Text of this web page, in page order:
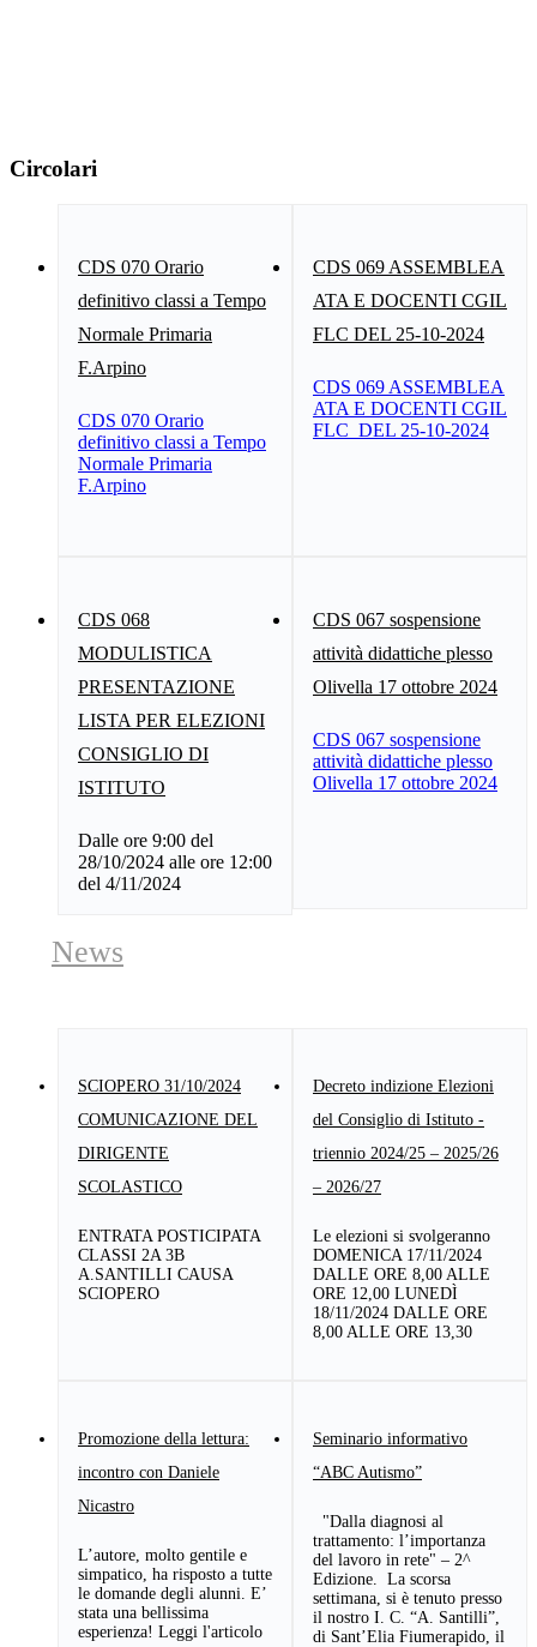
Circolari
CDS 070 Orario
definitivo classi a Tempo
Normale Primaria
F.Arpino
CDS 070 Orario
definitivo classi a Tempo
Normale Primaria
F.Arpino
CDS 069 ASSEMBLEA
ATA E DOCENTI CGIL
FLC DEL 25-10-2024
CDS 069 ASSEMBLEA
ATA E DOCENTI CGIL
FLC DEL 25-10-2024
CDS 068
MODULISTICA
PRESENTAZIONE
LISTA PER ELEZIONI
CONSIGLIO DI
ISTITUTO
Dalle ore 9:00 del
28/10/2024 alle ore 12:00
del 4/11/2024
CDS 067 sospensione
attività didattiche plesso
Olivella 17 ottobre 2024
CDS 067 sospensione
attività didattiche plesso
Olivella 17 ottobre 2024
News
SCIOPERO 31/10/2024
COMUNICAZIONE DEL
DIRIGENTE
SCOLASTICO
ENTRATA POSTICIPATA
CLASSI 2A 3B
A.SANTILLI CAUSA
SCIOPERO
Decreto indizione Elezioni
del Consiglio di Istituto -
triennio 2024/25 – 2025/26
– 2026/27
Le elezioni si svolgeranno
DOMENICA 17/11/2024
DALLE ORE 8,00 ALLE
ORE 12,00 LUNEDÌ
18/11/2024 DALLE ORE
8,00 ALLE ORE 13,30
Promozione della lettura:
incontro con Daniele
Nicastro
L’autore, molto gentile e
simpatico, ha risposto a tutte
le domande degli alunni. E’
stata una bellissima
esperienza! Leggi l'articolo
Seminario informativo
“ABC Autismo”
"Dalla diagnosi al
trattamento: l’importanza
del lavoro in rete" – 2^
Edizione. La scorsa
settimana, si è tenuto presso
il nostro I. C. “A. Santilli”,
di Sant’Elia Fiumerapido, il